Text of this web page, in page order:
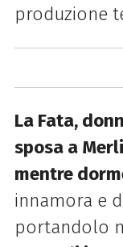
produzione
La Fata,
sposa a
mentre
innamora e
portandolo